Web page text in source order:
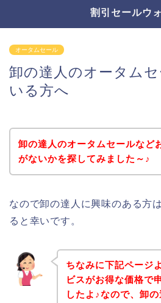
割引セールウ
オータムセール
卸の達人のオータム
いる方へ
卸の達人のオータムセールなど
がないかを探してみました～♪
なので卸の達人に興味のある方
ると幸いです。
ちなみに下記ページ
ビスがお得な価格で
したよ♪なので、卸